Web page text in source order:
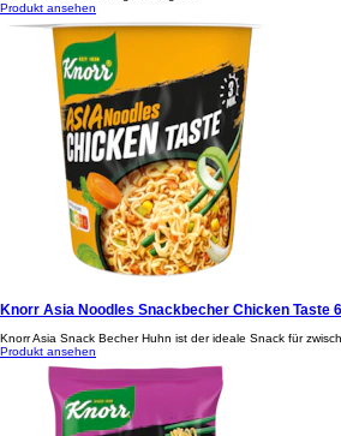
Knorr Asia Noodles Pot Vegetable Taste 1 Portion
Knorr Asia SnBech Vege 8x65g BE
Produkt ansehen